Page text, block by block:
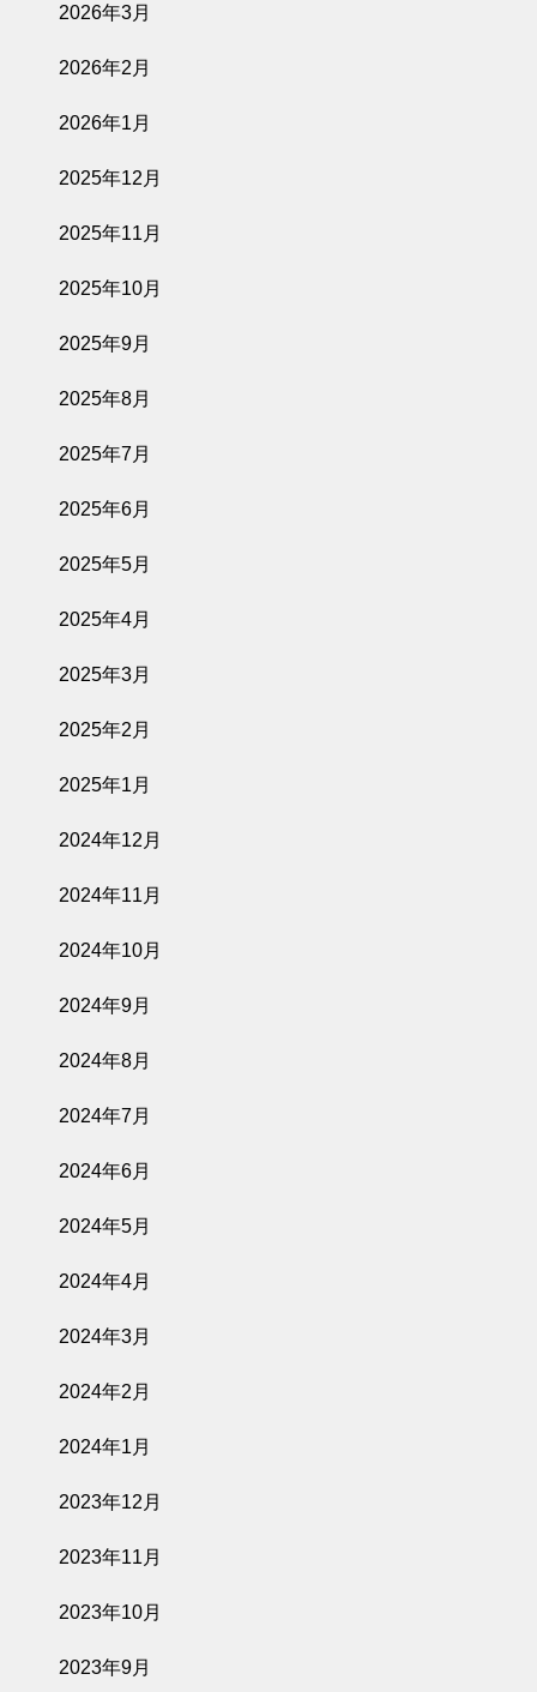
2026年3月
2026年2月
2026年1月
2025年12月
2025年11月
2025年10月
2025年9月
2025年8月
2025年7月
2025年6月
2025年5月
2025年4月
2025年3月
2025年2月
2025年1月
2024年12月
2024年11月
2024年10月
2024年9月
2024年8月
2024年7月
2024年6月
2024年5月
2024年4月
2024年3月
2024年2月
2024年1月
2023年12月
2023年11月
2023年10月
2023年9月